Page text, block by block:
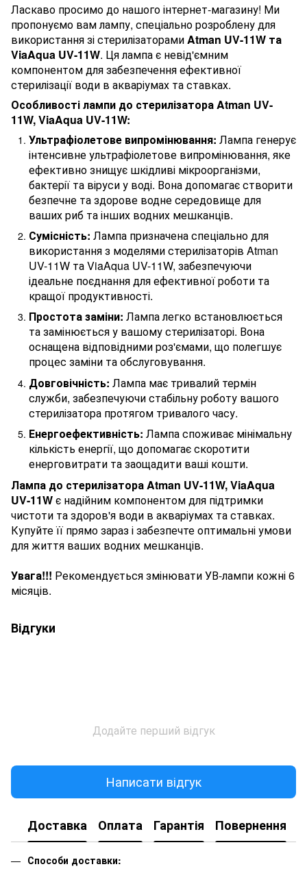
Ласкаво просимо до нашого інтернет-магазину! Ми
пропонуємо вам лампу, спеціально розроблену для
використання зі стерилізаторами Atman UV-11W та
ViaAqua UV-11W. Ця лампа є невід'ємним
компонентом для забезпечення ефективної
стерилізації води в акваріумах та ставках.
Особливості лампи до стерилізатора Atman UV-
11W, ViaAqua UV-11W:
Ультрафіолетове випромінювання: Лампа генерує
інтенсивне ультрафіолетове випромінювання, яке
ефективно знищує шкідливі мікроорганізми,
бактерії та віруси у воді. Вона допомагає створити
безпечне та здорове водне середовище для
ваших риб та інших водних мешканців.
Сумісність: Лампа призначена спеціально для
використання з моделями стерилізаторів Atman
UV-11W та ViaAqua UV-11W, забезпечуючи
ідеальне поєднання для ефективної роботи та
кращої продуктивності.
Простота заміни: Лампа легко встановлюється
та замінюється у вашому стерилізаторі. Вона
оснащена відповідними роз'ємами, що полегшує
процес заміни та обслуговування.
Довговічність: Лампа має тривалий термін
служби, забезпечуючи стабільну роботу вашого
стерилізатора протягом тривалого часу.
Енергоефективність: Лампа споживає мінімальну
кількість енергії, що допомагає скоротити
енерговитрати та заощадити ваші кошти.
Лампа до стерилізатора Atman UV-11W, ViaAqua
UV-11Wє надійним компонентом для підтримки
чистоти та здоров'я води в акваріумах та ставках.
Купуйте її прямо зараз і забезпечте оптимальні умови
для життя ваших водних мешканців.
Увага!!! Рекомендується змінювати УВ-лампи кожні 6
місяців.
Відгуки
Додайте перший відгук
Написати відгук
Доставка Оплата Гарантія Повернення
Способи доставки: